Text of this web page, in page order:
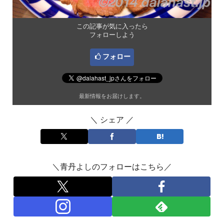
この記事が気に入ったら
フォローしよう
フォロー
最新情報をお届けします。
＼ シェア ／
＼青丹よしのフォローはこちら／